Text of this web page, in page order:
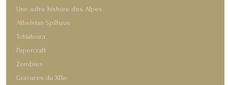
Une autre histoire des Alpes
Athelstan Spilhaus
Tchiatoura
Papercraft
Zombies
Gravures du XIXe